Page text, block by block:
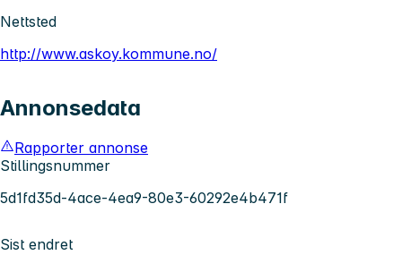
Nettsted
http://www.askoy.kommune.no/
Annonsedata
Rapporter annonse
Stillingsnummer
5d1fd35d-4ace-4ea9-80e3-60292e4b471f
Sist endret